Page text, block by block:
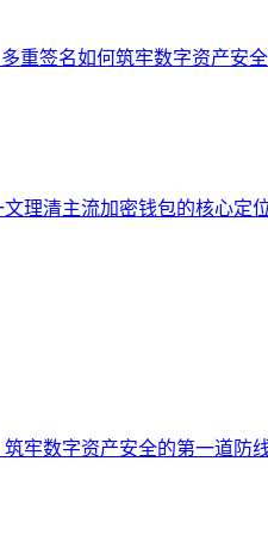
重签名如何筑牢数字资产安
文理清主流加密钱包的核心定
牢数字资产安全的第一道防